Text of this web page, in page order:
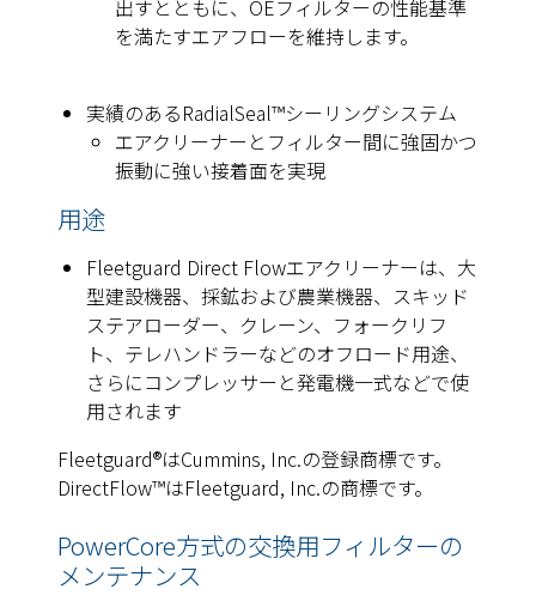
出すとともに、OEフィルターの性能基準
を満たすエアフローを維持します。
実績のあるRadialSeal™シーリングシステム
エアクリーナーとフィルター間に強固かつ
振動に強い接着面を実現
用途
Fleetguard Direct Flowエアクリーナーは、大
型建設機器、採鉱および農業機器、スキッド
ステアローダー、クレーン、フォークリフ
ト、テレハンドラーなどのオフロード用途、
さらにコンプレッサーと発電機一式などで使
用されます
Fleetguard®はCummins, Inc.の登録商標です。
DirectFlow™はFleetguard, Inc.の商標です。
PowerCore方式の交換用フィルターの
メンテナンス